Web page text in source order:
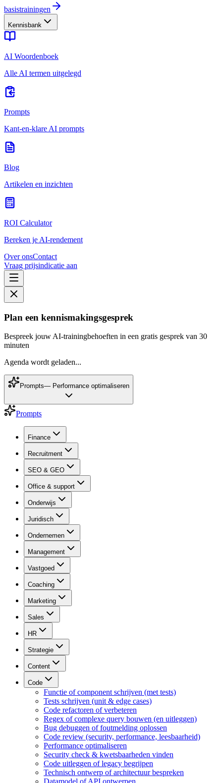
basistrainingen
Kennisbank
AI Woordenboek
Alle AI termen uitgelegd
Prompts
Kant-en-klare AI prompts
Blog
Artikelen en inzichten
ROI Calculator
Bereken je AI-rendement
Over onsContact
Vraag prijsindicatie aan
Plan een kennismakingsgesprek
Bespreek jouw AI-trainingbehoeften in een gratis gesprek van 30
minuten
Agenda wordt geladen...
Prompts— Performance optimaliseren
Prompts
Finance
Recruitment
SEO & GEO
Office & support
Onderwijs
Juridisch
Ondernemen
Management
Vastgoed
Coaching
Marketing
Sales
HR
Strategie
Content
Code
Functie of component schrijven (met tests)
Tests schrijven (unit & edge cases)
Code refactoren of verbeteren
Regex of complexe query bouwen (en uitleggen)
Bug debuggen of foutmelding oplossen
Code review (security, performance, leesbaarheid)
Performance optimaliseren
Security check & kwetsbaarheden vinden
Code uitleggen of legacy begrijpen
Technisch ontwerp of architectuur bespreken